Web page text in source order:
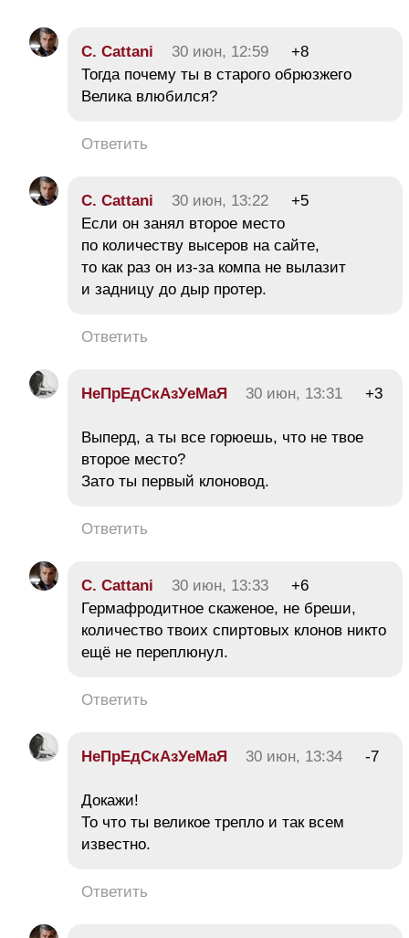
C. Cattani 30 июн, 12:59
+8
Тогда почему ты в старого обрюзжего
Велика влюбился?
Ответить
C. Cattani 30 июн, 13:22
+5
Если он занял второе место
по количеству высеров на сайте,
то как раз он из-за компа не вылазит
и задницу до дыр протер.
Ответить
НеПрЕдСкАзУеМаЯ 30 июн, 13:31 +3
Выперд, а ты все горюешь, что не твое
второе место?
Зато ты первый клоновод.
Ответить
C. Cattani 30 июн, 13:33
+6
Гермафродитное скаженое, не бреши,
количество твоих спиртовых клонов никто
ещё не переплюнул.
Ответить
НеПрЕдСкАзУеМаЯ 30 июн, 13:34 -7
Докажи!
То что ты великое трепло и так всем
известно.
Ответить